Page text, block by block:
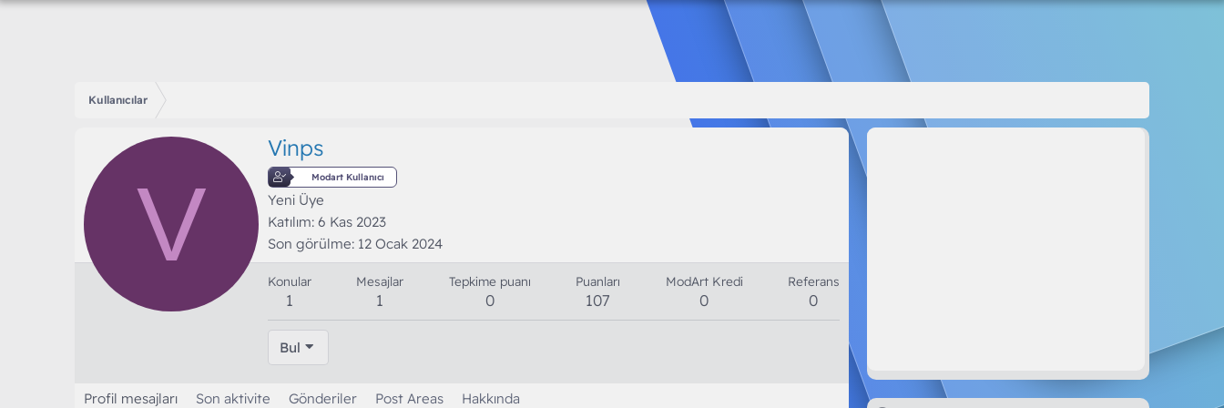
Kullanıcılar
V
Vinps
Modart Kullanıcı
Yeni Üye
Katılım 6 Kas 2023
Son görülme 12 Ocak 2024
Konular
1
Mesajlar
1
Tepkime puanı
0
Puanları
107
ModArt Kredi
0
Referans
0
Bul
Profil mesajları Son aktivite Gönderiler Post Areas Hakkında